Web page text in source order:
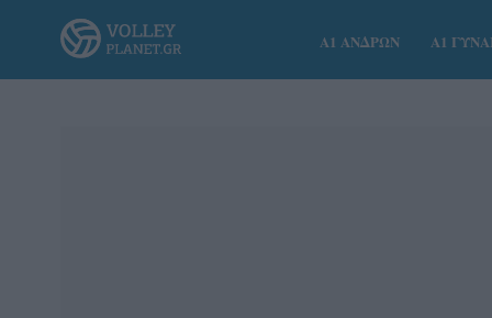
Α1 ΑΝΔΡΩΝ Α1